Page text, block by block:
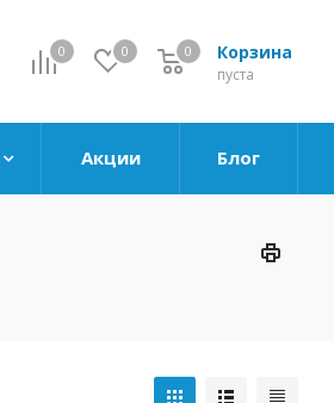
0 0 Корзина
0
пуста
0
Акции Блог